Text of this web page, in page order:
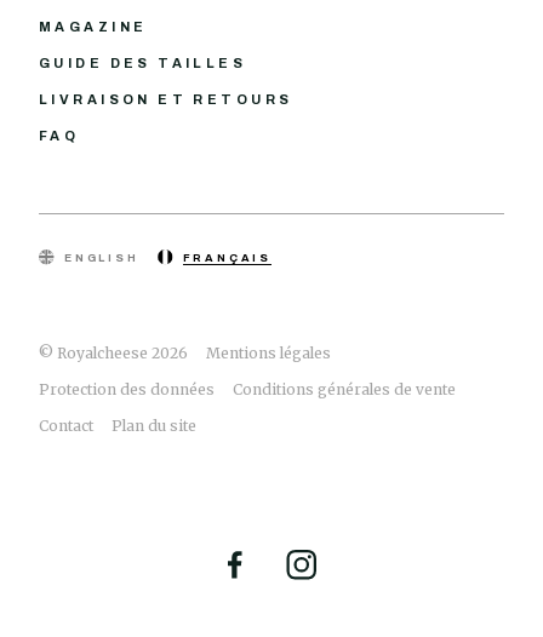
MAGAZINE
GUIDE DES TAILLES
LIVRAISON ET RETOURS
FAQ
© Royalcheese 2026
Mentions légales
Protection des données
Conditions générales de vente
Contact
Plan du site
ENGLISH FRANÇAIS